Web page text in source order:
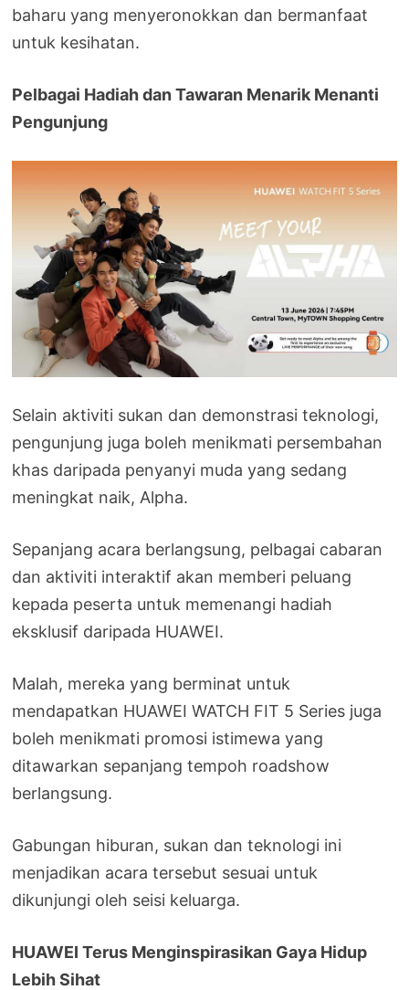
baharu yang menyeronokkan dan bermanfaat
untuk kesihatan.
Pelbagai Hadiah dan Tawaran Menarik Menanti
Pengunjung
Selain aktiviti sukan dan demonstrasi teknologi,
pengunjung juga boleh menikmati persembahan
khas daripada penyanyi muda yang sedang
meningkat naik, Alpha.
Sepanjang acara berlangsung, pelbagai cabaran
dan aktiviti interaktif akan memberi peluang
kepada peserta untuk memenangi hadiah
eksklusif daripada HUAWEI.
Malah, mereka yang berminat untuk
mendapatkan HUAWEI WATCH FIT 5 Series juga
boleh menikmati promosi istimewa yang
ditawarkan sepanjang tempoh roadshow
berlangsung.
Gabungan hiburan, sukan dan teknologi ini
menjadikan acara tersebut sesuai untuk
dikunjungi oleh seisi keluarga.
HUAWEI Terus Menginspirasikan Gaya Hidup
Lebih Sihat